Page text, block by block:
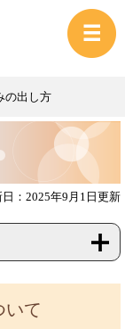
の出し方
日：2025年9月1日更新
いて